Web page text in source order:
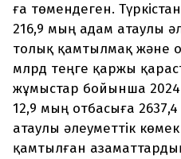
ға төмендеген.
216,9 мың адам атаулы
толық қамтылмақ және
млрд теңге қаржы
жұмыстар бойынша
12,9 мың отбасыға
атаулы әлеуметтік
қамтылған